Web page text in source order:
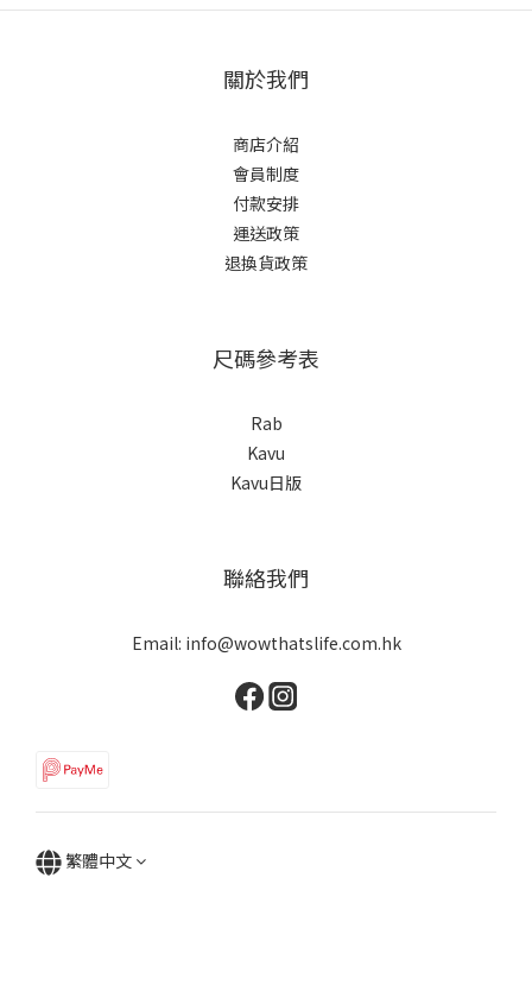
關於我們
商店介紹
會員制度
付款安排
運送政策
退換貨政策
尺碼參考表
Rab
Kavu
Kavu日版
聯絡我們
Email: info@wowthatslife.com.hk
繁體中文